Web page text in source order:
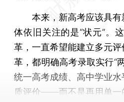
本来，新高考应该具有
体依旧关注的是“状元”。
革，一直希望能建立多元
革，都明确高考录取实行
统一高考成绩、高中学业
质评价——而不是再用单一